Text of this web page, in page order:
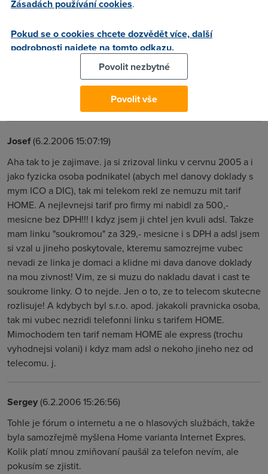
agregaci 1:20 kde psali "pro firmy", tak to ted uz asi bude
jedno...
(4.2.2006 14:54:25)
Zrusil ji pouze Telecom, napr. Contactel nabizi dal tarify v
Josef(6.2.2006 15:07:19)
Aha tak to je zajimave. ja si zrizoval linku v cervnu 2005 a i
jako fyzicka osoba podnikatel (abych mel danovy doklady s
mym ICO a DIC), tak mi telekom rekl ze nemuzu mit tarif
HOME. A nejlevnejsi tarif pro firmy mi nabidl za 500,-
mesicne bez DPH!!! I kdyz jsem ji chtel jen kvuli adsl. Takze
mam linku "soukromou" za 329,- mesicne i s DPH a adsl jsem
si vzal u jineho poskytovale, kteremu samozrejme vubec
nevadi ze linka je domaci a klidne mi dava danove doklady
na mou zivnost! Vim, ze si muzu do nakladu davat i cast te
soukrome linky. O to nejde. Jen o to, ze to telecom skutecne
rozlisuje! A kdybych byl s.r.o. apod. jakakoli pravnicka osoba,
tak mi vubec nezridi telefonni linku s tarifem HOME.
Mimochodem ten tarif nemam HOME ale express (trochu
vyhodnejsi volani) i kdyz mam adsl o nekoho jineho nez od
telecomu. j.
Sergey(6.2.2006 15:26:56)
Tohle je fórum o internetu a ne o hlasových službách, takže
byla samozřejmě myšlena Home varianta Internet Expres.
Kolik platí mnou zmiňovaní paušál za telefon nevím, ale
pokusím se zjistit.
Zásadách používání cookies.
Pokud se o cookies chcete dozvědět více, další
podrobnosti najdete na tomto odkazu.
Povolit nezbytné
Povolit vše